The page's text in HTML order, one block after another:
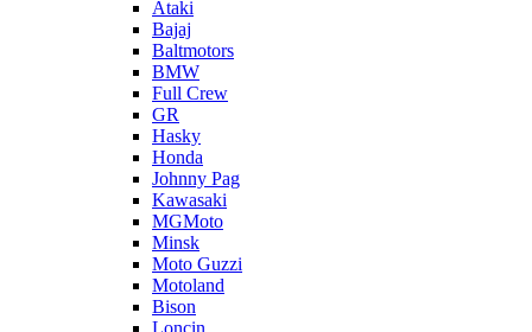
Ataki
Bajaj
Baltmotors
BMW
Full Crew
GR
Hasky
Honda
Johnny Pag
Kawasaki
MGMoto
Minsk
Moto Guzzi
Motoland
Bison
Loncin